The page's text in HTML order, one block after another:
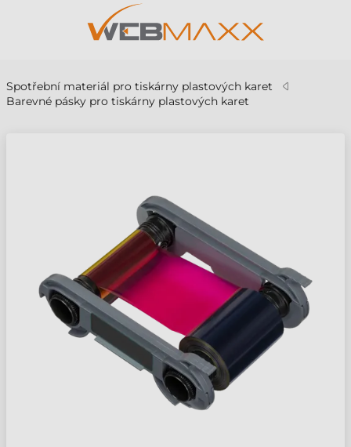
Spotřební materiál pro tiskárny plastových karet
Barevné pásky pro tiskárny plastových karet